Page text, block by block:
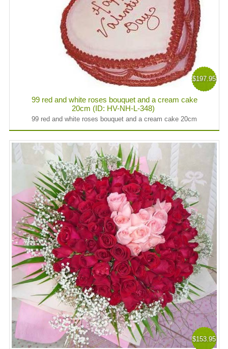
$197.95
99 red and white roses bouquet and a cream cake
20cm (ID: HV-NH-L-348)
99 red and white roses bouquet and a cream cake 20cm
$153.95